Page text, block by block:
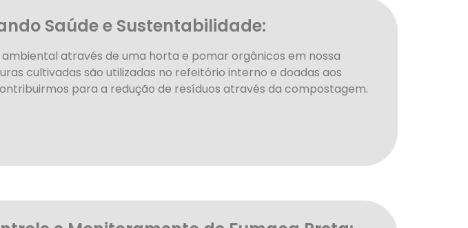
Saúde e Sustentabilidade:
através de uma horta e pomar orgânicos em nossa
cultivadas são utilizadas no refeitório interno e doadas aos
para a redução de resíduos através da compostagem.